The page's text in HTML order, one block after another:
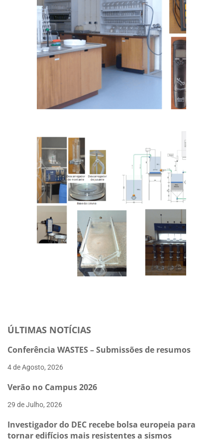
ÚLTIMAS NOTÍCIAS
Conferência WASTES – Submissões de resumos
4 de Agosto, 2026
Verão no Campus 2026
29 de Julho, 2026
Investigador do DEC recebe bolsa europeia para
tornar edifícios mais resistentes a sismos